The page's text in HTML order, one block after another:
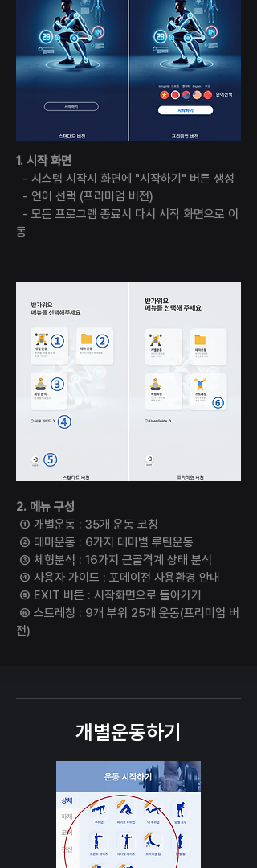
1. 시작 화면
- 시스템 시작시 화면에 "시작하기" 버튼 생성
- 언어 선택 (프리미엄 버전)
- 모든 프로그램 종료시 다시 시작 화면으로 이
동
2. 메뉴 구성
① 개별운동 : 35개 운동 코칭
② 테마운동 : 6가지 테마별 루틴운동
③ 체형분석 : 16가지 근골격계 상태 분석
④ 사용자 가이드 : 포메이전 사용환경 안내
​⑤ EXIT 버튼 : 시작화면으로 돌아가기
⑥ 스트레칭 : 9개 부위 25개 운동(프리미엄 버
전)
개별운동하기